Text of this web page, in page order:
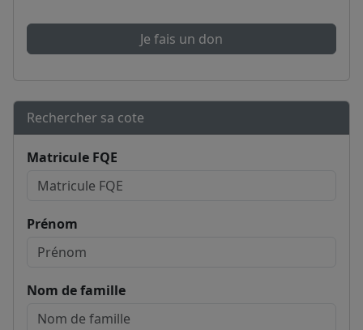
Je fais un don
Rechercher sa cote
Matricule FQE
Prénom
Nom de famille